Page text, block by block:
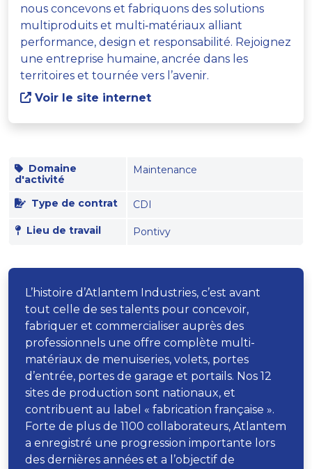
nous concevons et fabriquons des solutions
multiproduits et multi‑matériaux alliant
performance, design et responsabilité. Rejoignez
une entreprise humaine, ancrée dans les
territoires et tournée vers l’avenir.
Voir le site internet
L’histoire d’Atlantem Industries, c’est avant
tout celle de ses talents pour concevoir,
fabriquer et commercialiser auprès des
professionnels une offre complète multi-
matériaux de menuiseries, volets, portes
d’entrée, portes de garage et portails. Nos 12
sites de production sont nationaux, et
contribuent au label « fabrication française ».
Forte de plus de 1100 collaborateurs, Atlantem
a enregistré une progression importante lors
des dernières années et a l’objectif de
Domaine
d'activité
Maintenance
Type de contrat CDI
Lieu de travail Pontivy